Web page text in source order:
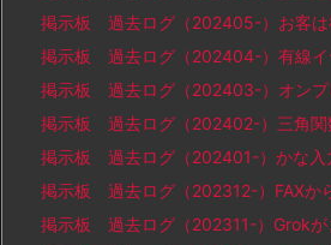
掲示板 過去ログ（202405-）お客は
掲示板 過去ログ（202404-）有線イ
掲示板 過去ログ（202403-）オンプ
掲示板 過去ログ（202402-）三角関
掲示板 過去ログ（202401-）かな入
掲示板 過去ログ（202312-）FAXか
掲示板 過去ログ（202311-）Grokが